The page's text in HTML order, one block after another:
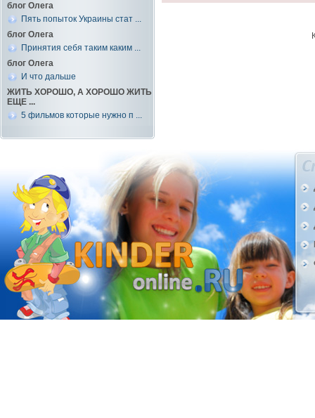
блог Олега
Пять попыток Украины стат ...
блог Олега
Принятия себя таким каким ...
блог Олега
И что дальше
ЖИТЬ ХОРОШО, А ХОРОШО ЖИТЬ
ЕЩЕ ...
5 фильмов которые нужно п ...